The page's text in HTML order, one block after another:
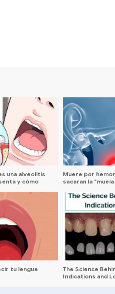
una alveolitis
y cómo
Muere por
sacaran la
tu lengua
The Science
Indications and